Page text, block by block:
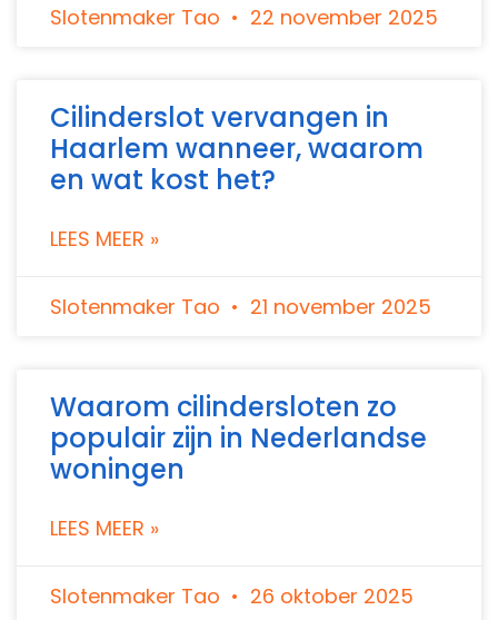
Slotenmaker Tao 22 november 2025
Cilinderslot vervangen in
Haarlem wanneer, waarom
en wat kost het?
LEES MEER »
Slotenmaker Tao 21 november 2025
Waarom cilindersloten zo
populair zijn in Nederlandse
woningen
LEES MEER »
Slotenmaker Tao 26 oktober 2025